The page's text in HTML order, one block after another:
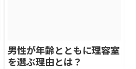
男性が年齢とともに理容室
を選ぶ理由とは？